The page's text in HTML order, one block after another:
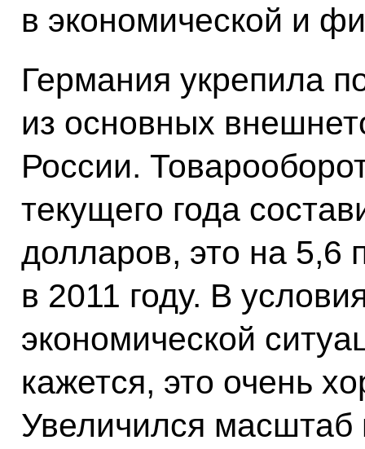
в экономической и
Германия укрепила
из основных
России.
текущего года
долларов, это на 5,6
в 2011 году. В
экономической
кажется, это очень
Увеличился масштаб